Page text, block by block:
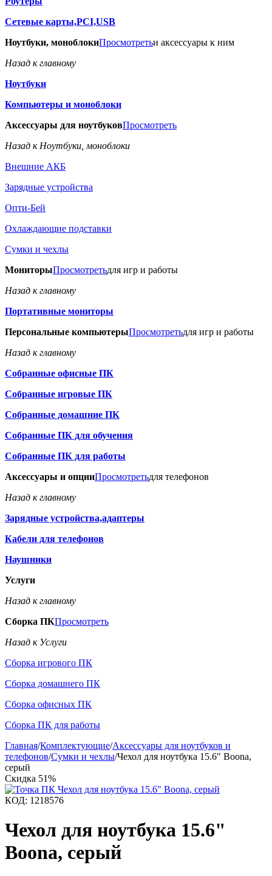
Сетевые карты,PCI,USB
Ноутбуки, моноблокиПросмотретьи аксессуары к ним
Назад к главному
Ноутбуки
Компьютеры и моноблоки
Аксессуары для ноутбуковПросмотреть
Назад к Ноутбуки, моноблоки
Внешние АКБ
Зарядные устройства
Опти-Бей
Охлаждающие подставки
Сумки и чехлы
МониторыПросмотретьдля игр и работы
Назад к главному
Портативные мониторы
Персональные компьютерыПросмотретьдля игр и работы
Назад к главному
Собранные офисные ПК
Собранные игровые ПК
Собранные домашние ПК
Собранные ПК для обучения
Собранные ПК для работы
Аксессуары и опцииПросмотретьдля телефонов
Назад к главному
Зарядные устройства,адаптеры
Кабели для телефонов
Наушники
Услуги
Назад к главному
Сборка ПКПросмотреть
Назад к Услуги
Сборка игрового ПК
Сборка домашнего ПК
Сборка офисных ПК
Сборка ПК для работы
Главная/Комплектующие/Аксессуары для ноутбуков и
телефонов/Сумки и чехлы/Чехол для ноутбука 15.6" Boona,
серый
Скидка 51%
КОД: 1218576
Чехол для ноутбука 15.6"
Boona, серый